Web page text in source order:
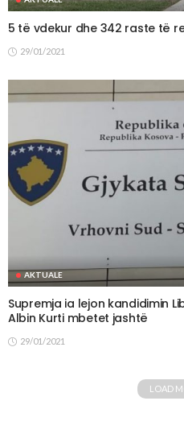
5 të vdekur dhe 342 raste të
29/01/2021
AKTUALE
Supremja ia lejon kandidimin
Albin Kurti mbetet jashtë
29/01/2021
LOAD